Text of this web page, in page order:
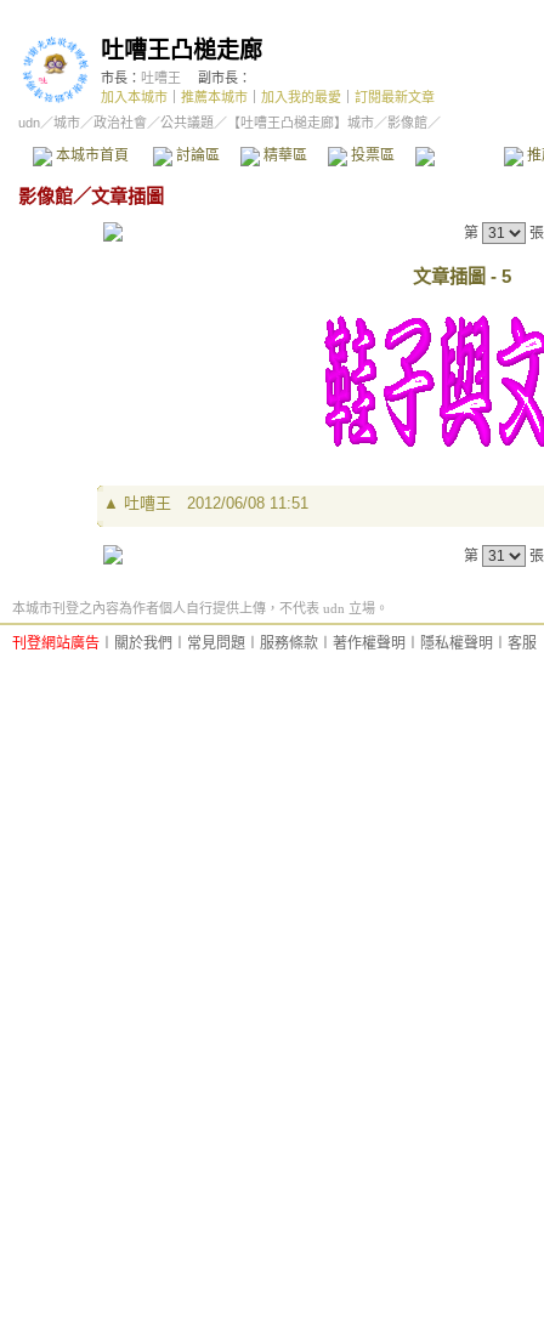
吐嘈王凸槌走廊
市長： 吐嘈王
副市長：
加入本城市
推薦本城市 加入我的最愛
訂閱最新文章
udn／城市／政治社會 ／公共議題 ／ 【吐嘈王凸槌走廊】城市／影像館／
本城市首頁 討論區 精華區 投票區 影像館
影像館／文章插圖
第
文章插圖 - 5
▲ 吐嘈王 2012/06/08 11:51
第
本城市刊登之內容為作者個人自行提供上傳，不代表 udn 立場。
刊登網站廣告 關於我們 常見問題 服務條款 著作權聲明 隱私權聲明 客服